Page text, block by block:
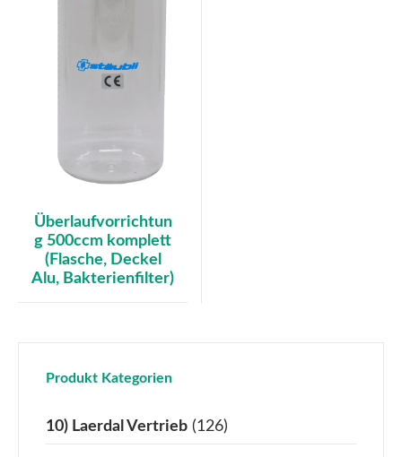
Überlaufvorrichtun
g 500ccm komplett
(Flasche, Deckel
Alu, Bakterienfilter)
Produkt Kategorien
10) Laerdal Vertrieb (126)